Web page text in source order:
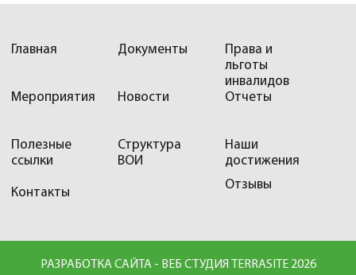
Главная Документы
Права и
льготы
инвалидов
Мероприятия
Новости Отчеты
Полезные
ссылки
Структура
ВОИ
Наши
достижения
Отзывы
Контакты
РАЗРАБОТКА САЙТА - ВЕБ СТУДИЯ TERRASITE 2026